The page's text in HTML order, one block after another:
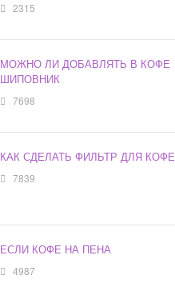
2315
МОЖНО ЛИ ДОБАВЛЯТЬ В КОФЕ
ШИПОВНИК
7698
КАК СДЕЛАТЬ ФИЛЬТР ДЛЯ КОФЕ
7839
ЕСЛИ КОФЕ НА ПЕНА
4987